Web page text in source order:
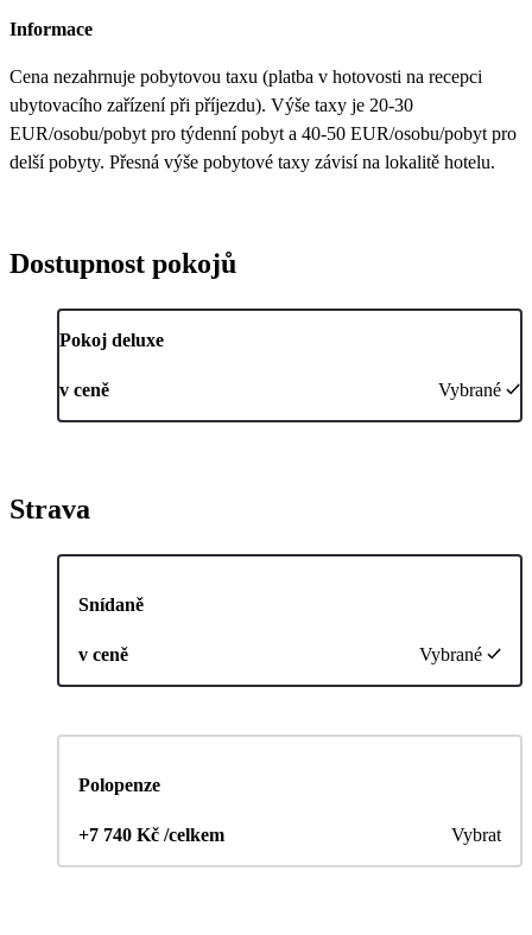
Informace
Cena nezahrnuje pobytovou taxu (platba v hotovosti na recepci
ubytovacího zařízení při příjezdu). Výše taxy je 20-30
EUR/osobu/pobyt pro týdenní pobyt a 40-50 EUR/osobu/pobyt pro
delší pobyty. Přesná výše pobytové taxy závisí na lokalitě hotelu.
Dostupnost pokojů
Pokoj deluxe
v ceně Vybrané
Strava
Snídaně
v ceně Vybrané
Polopenze
+7 740 Kč /celkem Vybrat